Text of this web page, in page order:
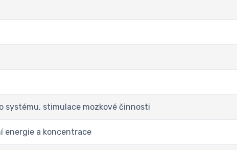
systému, stimulace mozkové činnosti
energie a koncentrace